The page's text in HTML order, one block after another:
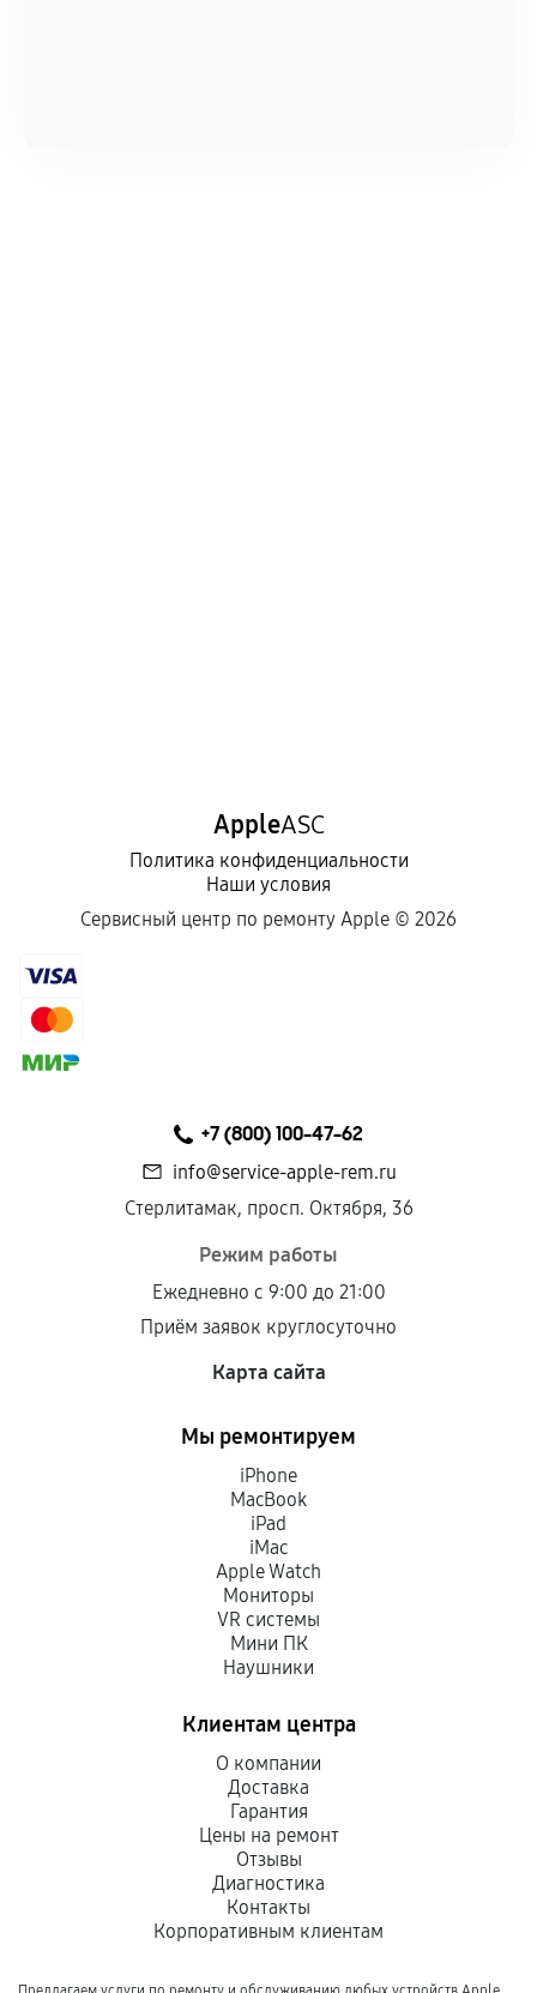
AppleASC
Политика конфиденциальности
Наши условия
Сервисный центр по ремонту Apple © 2026
+7 (800) 100-47-62
info@service-apple-rem.ru
Стерлитамак, просп. Октября, 36
Режим работы
Ежедневно с 9:00 до 21:00
Приём заявок круглосуточно
Карта сайта
Мы ремонтируем
iPhone
MacBook
iPad
iMac
Apple Watch
Мониторы
VR системы
Мини ПК
Наушники
Клиентам центра
О компании
Доставка
Гарантия
Цены на ремонт
Отзывы
Диагностика
Контакты
Корпоративным клиентам